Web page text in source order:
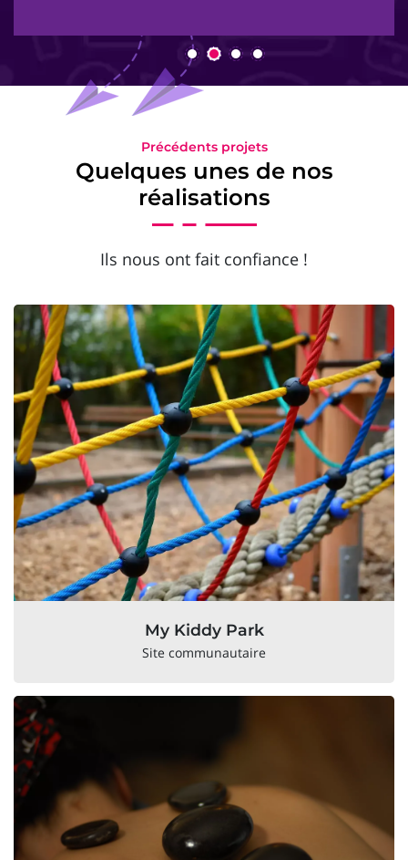
Précédents projets
Quelques unes de nos
réalisations
Ils nous ont fait confiance !
My Kiddy Park
Site communautaire